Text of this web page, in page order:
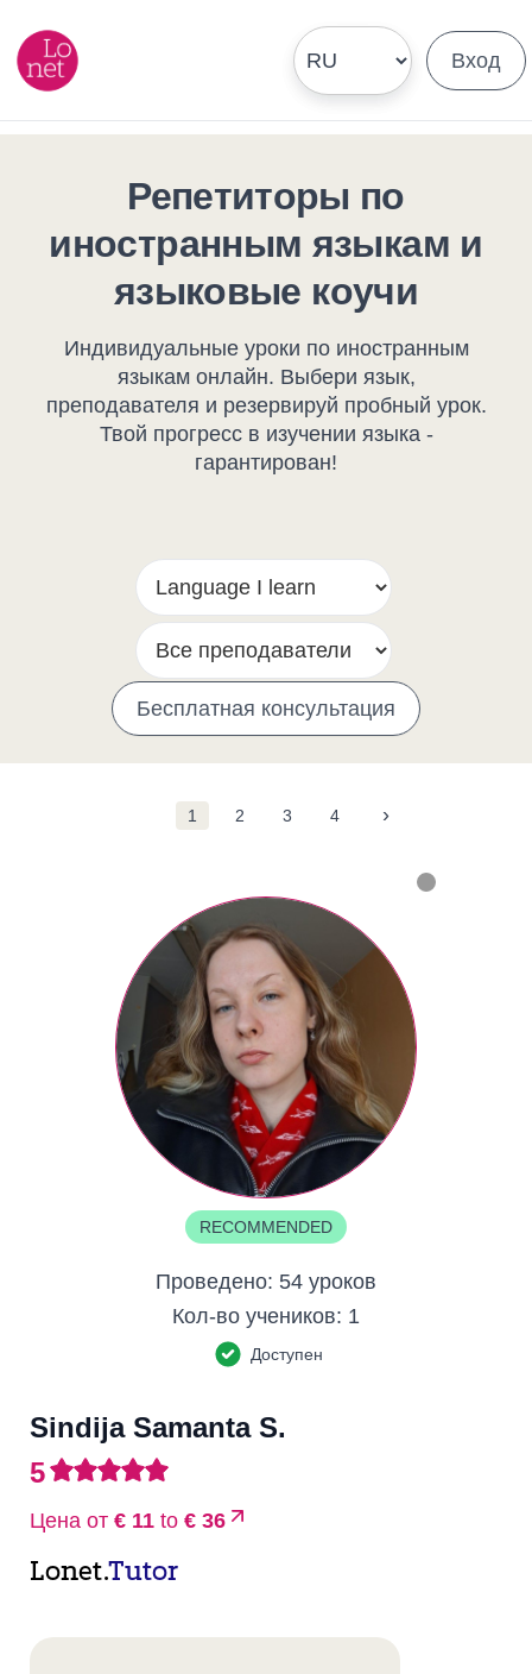
Вход
Репетиторы по
иностранным языкам и
языковые коучи
Индивидуальные уроки по иностранным
языкам онлайн. Выбери язык,
преподавателя и резервируй пробный урок.
Твой прогресс в изучении языка -
гарантирован!
Бесплатная консультация
1 2 3 4 ›
RECOMMENDED
Проведено: 54 уроков
Кол-во учеников: 1
Доступен
Sindija Samanta S.
5
Цена от € 11 to € 36
Lonet.Tutor